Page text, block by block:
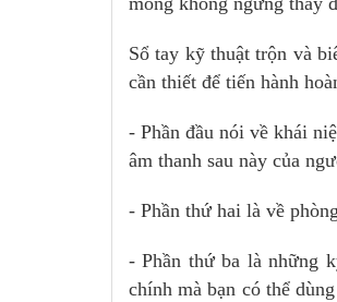
Sổ tay kỹ thuật trộn và
cần thiết để tiến hành
- Phần đầu nói về khái
âm thanh sau này của
- Phần thứ hai là về
- Phần thứ ba là những
chính mà bạn có thể